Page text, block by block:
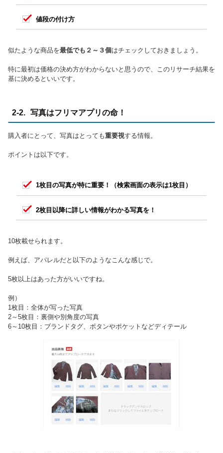
値段の付け方
似たような商品を最低でも２～３個 はチェックしておきましょう。
特に最初は価格の決め方がわからないと思うので、このリサーチ結果を
基に決めるといいです。
2-2. 写真はフリマアプリの命！
購入者にとって、写真はとっても重要視する情報。
ポイントは以下です。
1枚目の写真が特に重要！（検索画面の表示は1枚目）
2枚目以降に詳しい情報がわかる写真を！
10枚載せられます。
例えば、アパレルだと以下のようなこんな感じで。
5枚以上はあった方がいいですね。
例）
1枚目：全体が写った写真
2～5枚目：裏側や別角度の写真
6～10枚目：ブランドタグ、ボタンやポケットなどディテール